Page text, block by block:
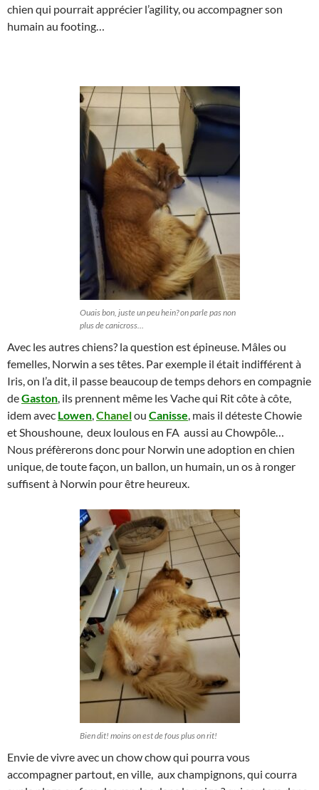
chien qui pourrait apprécier l’agility, ou accompagner son
humain au footing…
Ouais bon, juste un peu hein? on parle pas non
plus de canicross…
Avec les autres chiens? la question est épineuse. Mâles ou
femelles, Norwin a ses têtes. Par exemple il était indifférent à
Iris, on l’a dit, il passe beaucoup de temps dehors en compagnie
deGaston, ils prennent même les Vache qui Rit côte à côte,
idem avec Lowen,Chanelou Canisse, mais il déteste Chowie
et Shoushoune, deux loulous en FA aussi au Chowpôle…
Nous préfèrerons donc pour Norwin une adoption en chien
unique, de toute façon, un ballon, un humain, un os à ronger
suffisent à Norwin pour être heureux.
Bien dit! moins on est de fous plus on rit!
Envie de vivre avec un chow chow qui pourra vous
accompagner partout, en ville, aux champignons, qui courra